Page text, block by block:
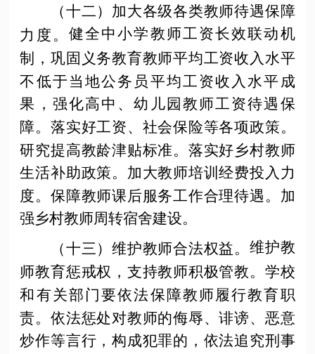
（十二）加大各级各类教师待遇保障
力度。 健全中小学教师工资长效联动机
制，巩固义务教育教师平均工资收入水平
不低于当地公务员平均工资收入水平成
果，强化高中、幼儿园教师工资待遇保
障。落实好工资、社会保险等各项政策。
研究提高教龄津贴标准。落实好乡村教师
生活补助政策。加大教师培训经费投入力
度。保障教师课后服务工作合理待遇。加
强乡村教师周转宿舍建设。
（十三）维护教师合法权益。维护教
师教育惩戒权，支持教师积极管教。学校
和有关部门要依法保障教师履行教育职
责。依法惩处对教师的侮辱、诽谤、恶意
炒作等言行，构成犯罪的，依法追究刑事